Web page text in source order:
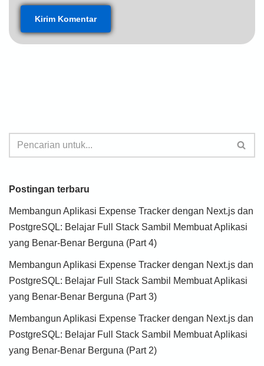
Postingan terbaru
Membangun Aplikasi Expense Tracker dengan Next.js dan
PostgreSQL: Belajar Full Stack Sambil Membuat Aplikasi
yang Benar-Benar Berguna (Part 4)
Membangun Aplikasi Expense Tracker dengan Next.js dan
PostgreSQL: Belajar Full Stack Sambil Membuat Aplikasi
yang Benar-Benar Berguna (Part 3)
Membangun Aplikasi Expense Tracker dengan Next.js dan
PostgreSQL: Belajar Full Stack Sambil Membuat Aplikasi
yang Benar-Benar Berguna (Part 2)